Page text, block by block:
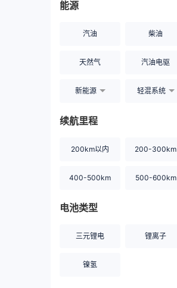
能源
汽油 柴油
天然气 汽油电驱
新能源 轻混系统
续航里程
200km以内 200-300km
400-500km 500-600km
电池类型
三元锂电 锂离子
镍氢